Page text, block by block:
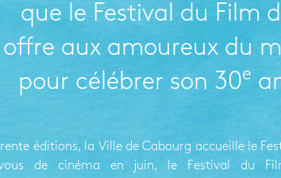
que le Festival du Film
offre aux amoureux du
pour célébrer son 30e
éditions, la Ville de Cabourg accueille le
vous de cinéma en juin, le Festival du